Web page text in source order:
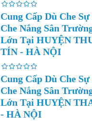
Cung Cấp Dù Che
Che Nắng Sân
Lớn Tại HUYỆN
TÍN - HÀ NỘI
Cung Cấp Dù Che
Che Nắng Sân
Lớn Tại HUYỆN
- HÀ NỘI